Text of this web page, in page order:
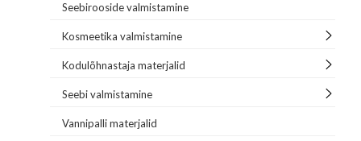
Seebirooside valmistamine
Kosmeetika valmistamine
Kodulõhnastaja materjalid
Seebi valmistamine
Vannipalli materjalid